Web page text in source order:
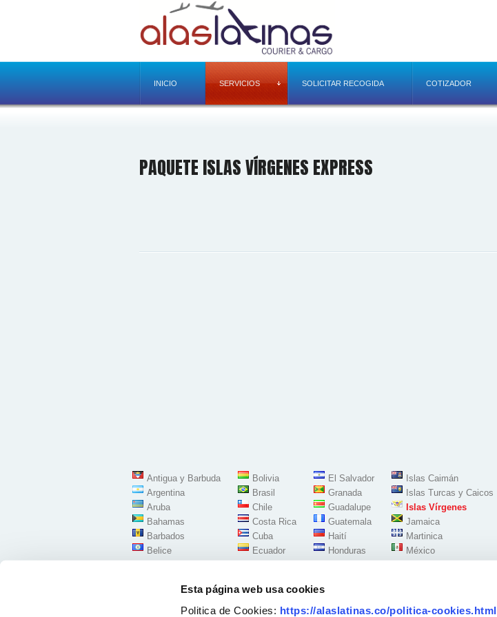
Esta página web usa cookies
Politica de Cookies: https://alaslatinas.co/politica-cookies.html
INICIO SERVICIOS SOLICITAR RECOGIDA COTIZADOR
PAQUETE ISLAS VÍRGENES EXPRESS
Antigua y Barbuda
Argentina
Aruba
Bahamas
Barbados
Belice
Bolivia
Brasil
Chile
Costa Rica
Cuba
Ecuador
El Salvador
Granada
Guadalupe
Guatemala
Haití
Honduras
Islas Caimán
Islas Turcas y Caicos
Islas Vírgenes
Jamaica
Martinica
México